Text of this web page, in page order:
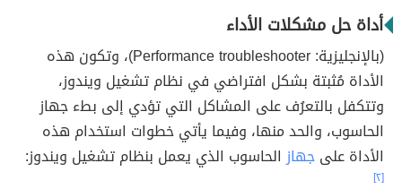
أداة حل مشكلات الأداء
(بالإنجليزية: Performance troubleshooter)، وتكون هذه
الأداة مُثبتة بشكل افتراضي في نظام تشغيل ويندوز،
وتتكفل بالتعرُف على المشاكل التي تؤدي إلى بطء جهاز
الحاسوب، والحد منها، وفيما يأتي خطوات استخدام هذه
الأداة علىجهازالحاسوب الذي يعمل بنظام تشغيل ويندوز:
[٢]